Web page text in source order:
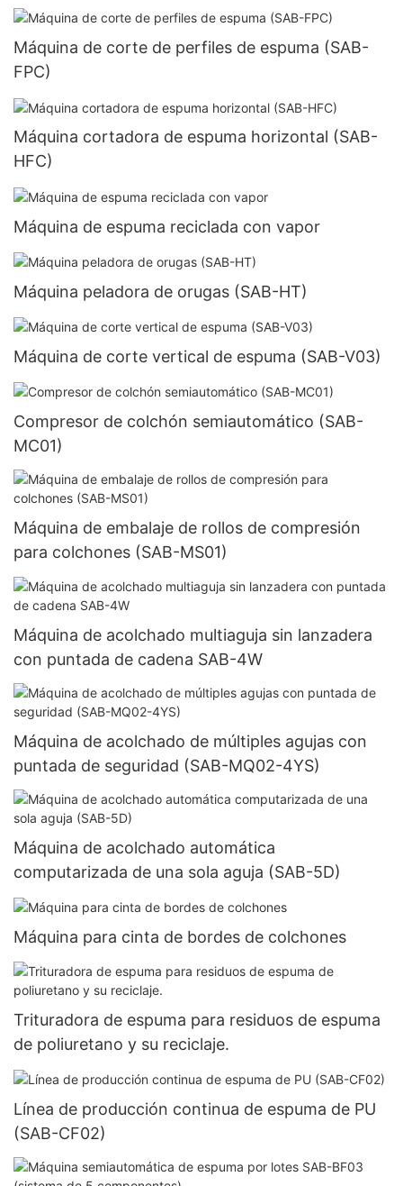
Máquina de corte de perfiles de espuma (SAB-
FPC)
Máquina cortadora de espuma horizontal (SAB-
HFC)
Máquina de espuma reciclada con vapor
Máquina peladora de orugas (SAB-HT)
Máquina de corte vertical de espuma (SAB-V03)
Compresor de colchón semiautomático (SAB-
MC01)
Máquina de embalaje de rollos de compresión
para colchones (SAB-MS01)
Máquina de acolchado multiaguja sin lanzadera
con puntada de cadena SAB-4W
Máquina de acolchado de múltiples agujas con
puntada de seguridad (SAB-MQ02-4YS)
Máquina de acolchado automática
computarizada de una sola aguja (SAB-5D)
Máquina para cinta de bordes de colchones
Trituradora de espuma para residuos de espuma
de poliuretano y su reciclaje.
Línea de producción continua de espuma de PU
(SAB-CF02)